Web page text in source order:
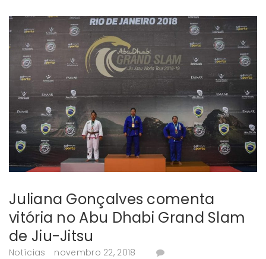
Juliana Gonçalves comenta
vitória no Abu Dhabi Grand Slam
de Jiu-Jitsu
Notícias novembro 22, 2018